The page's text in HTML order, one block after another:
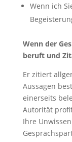
Wenn ich
Wenn der
beruft und
Er zitiert
Aussagen
einerseits
Autorität
Ihre